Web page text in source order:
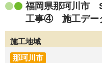
福岡県那珂川市
工事④ 施工デー
施工地域
那珂川市